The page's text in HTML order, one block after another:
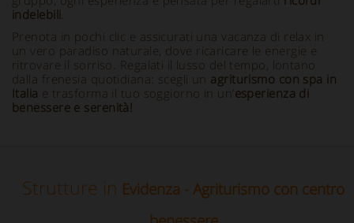
indelebili.
Prenota in pochi clic e assicurati una vacanza di relax in
un vero paradiso naturale, dove ricaricare le energie e
ritrovare il sorriso. Regalati il lusso del tempo, lontano
dalla frenesia quotidiana: scegli un agriturismo con spa in
Italia e trasforma il tuo soggiorno in un’ esperienza di
benessere e serenità!
Strutture in Evidenza - Agriturismo con centro